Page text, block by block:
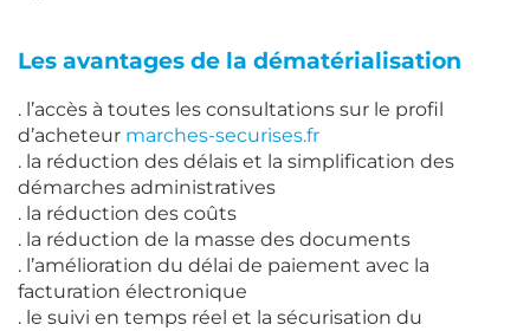
Les avantages de la dématérialisation
. l’accès à toutes les consultations sur le profil
d’acheteur marches-securises.fr
. la réduction des délais et la simplification des
démarches administratives
. la réduction des coûts
. la réduction de la masse des documents
. l’amélioration du délai de paiement avec la
facturation électronique
. le suivi en temps réel et la sécurisation du